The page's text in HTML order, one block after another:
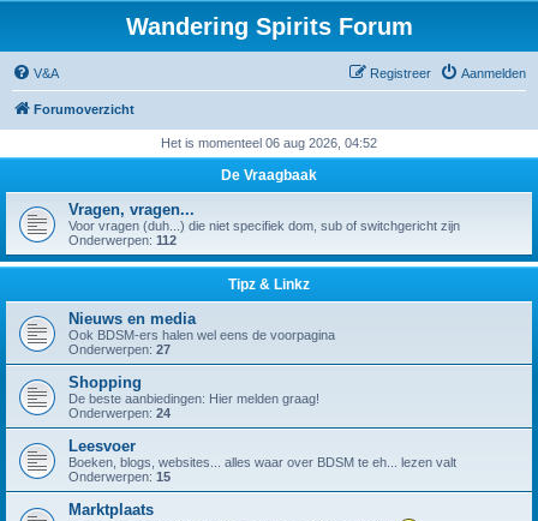
Wandering Spirits Forum
V&A Aanmelden
Registreer
Forumoverzicht
Het is momenteel 06 aug 2026, 04:52
De Vraagbaak
Vragen, vragen...
Voor vragen (duh...) die niet specifiek dom, sub of switchgericht zijn
Onderwerpen: 112
Tipz & Linkz
Nieuws en media
Ook BDSM-ers halen wel eens de voorpagina
Onderwerpen: 27
Shopping
De beste aanbiedingen: Hier melden graag!
Onderwerpen: 24
Leesvoer
Boeken, blogs, websites... alles waar over BDSM te eh... lezen valt
Onderwerpen: 15
Marktplaats